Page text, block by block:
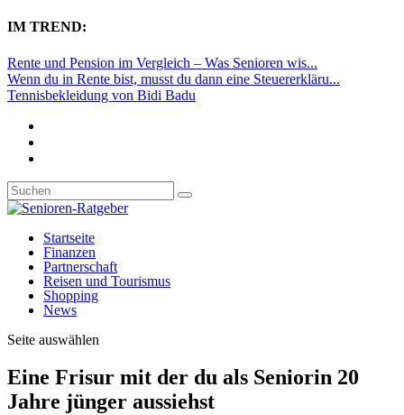
IM TREND:
Rente und Pension im Vergleich – Was Senioren wis...
Wenn du in Rente bist, musst du dann eine Steuererkläru...
Tennisbekleidung von Bidi Badu
Startseite
Finanzen
Partnerschaft
Reisen und Tourismus
Shopping
News
Seite auswählen
Eine Frisur mit der du als Seniorin 20
Jahre jünger aussiehst